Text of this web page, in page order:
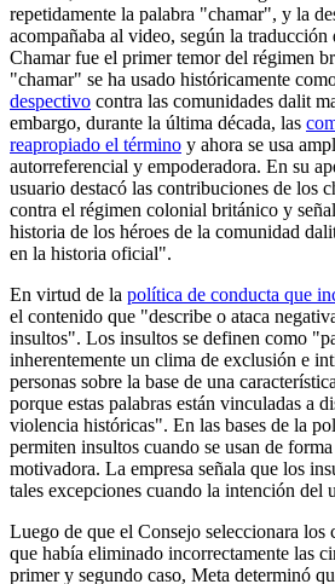
repetidamente la palabra "chamar", y la
acompañaba al video, según la
Chamar fue el primer temor del régimen
"chamar" se ha usado históricamente
despectivo contra las comunidades dalit
embargo, durante la última década, las
reapropiado el término y ahora se usa
autorreferencial y empoderadora. En su
usuario destacó las contribuciones de los
contra el régimen colonial británico y
historia de los héroes de la comunidad
en la historia oficial".
En virtud de la política de conducta que
el contenido que "describe o ataca
insultos". Los insultos se definen como
inherentemente un clima de exclusión e
personas sobre la base de una
porque estas palabras están vinculadas a
violencia históricas". En las bases de la
permiten insultos cuando se usan de
motivadora. La empresa señala que los
tales excepciones cuando la intención del
Luego de que el Consejo seleccionara los
que había eliminado incorrectamente las
primer y segundo caso, Meta determinó